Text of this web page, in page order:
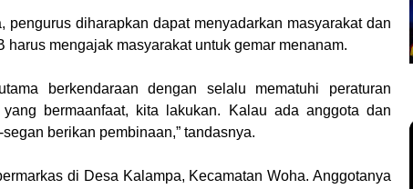
diharapkan dapat menyadarkan masyarakat dan
mengajak masyarakat untuk gemar menanam.
berkendaraan dengan selalu mematuhi peraturan
bermaanfaat, kita lakukan. Kalau ada anggota dan
berikan pembinaan,” tandasnya.
di Desa Kalampa, Kecamatan Woha. Anggotanya